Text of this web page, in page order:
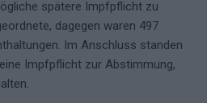
spätere Impfpflicht zu
dagegen waren 497
Im Anschluss standen
Impfpflicht zur Abstimmung,